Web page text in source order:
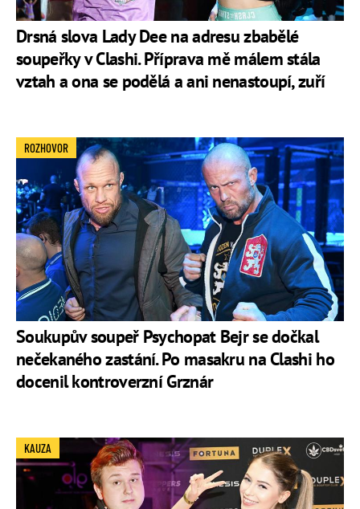
Drsná slova Lady Dee na adresu zbabělé
soupeřky v Clashi. Příprava mě málem stála
vztah a ona se podělá a ani nenastoupí, zuří
Soukupův soupeř Psychopat Bejr se dočkal
nečekaného zastání. Po masakru na Clashi ho
docenil kontroverzní Grznár
ROZHOVOR
KAUZA